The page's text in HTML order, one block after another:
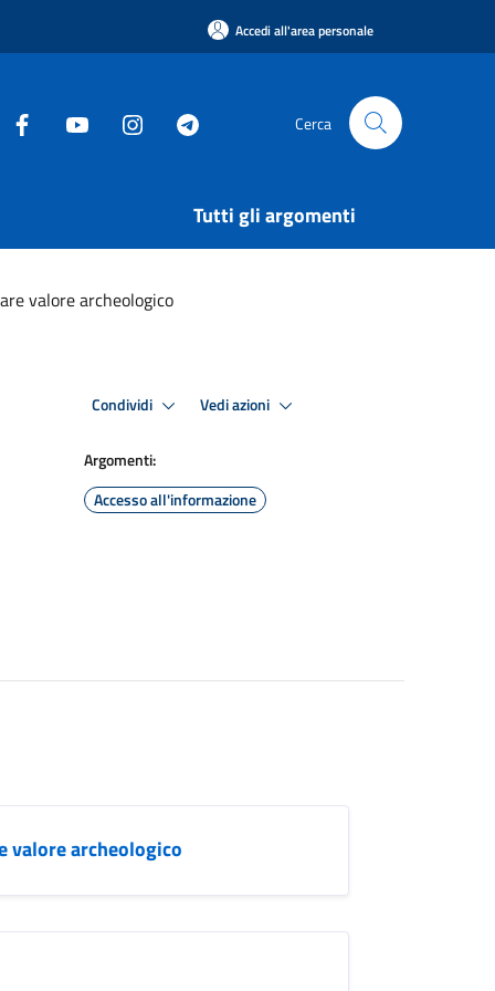
Accedi all'area personale
Cerca
Tutti gli argomenti
valore archeologico
Condividi Vedi azioni
Argomenti:
Accesso all'informazione
valore archeologico